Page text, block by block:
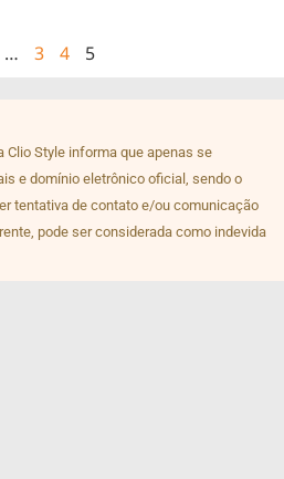
… 3 4 5
Clio Style informa que apenas se
e domínio eletrônico oficial, sendo o
tentativa de contato e/ou comunicação
pode ser considerada como indevida